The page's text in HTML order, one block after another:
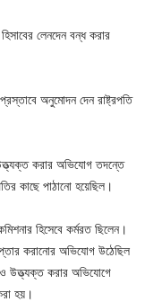
লেনদেন বন্ধ করার
অনুমোদন দেন রাষ্ট্রপতি
করার অভিযোগ তদন্তে
কাছে পাঠানো হয়েছিল।
হিসেবে কর্মরত ছিলেন।
করানোর অভিযোগ উঠেছিল
ও উত্ত্যক্ত করার অভিযোগে
হয়।